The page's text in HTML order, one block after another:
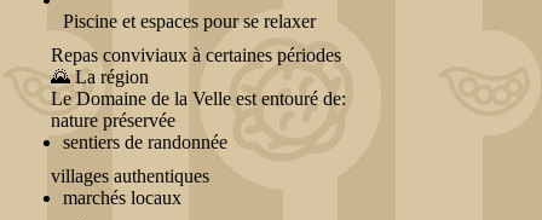
Piscine et espaces pour se relaxer
Repas conviviaux à certaines périodes
🌄 La région
Le Domaine de la Velle est entouré de:
nature préservée
sentiers de randonnée
villages authentiques
marchés locaux